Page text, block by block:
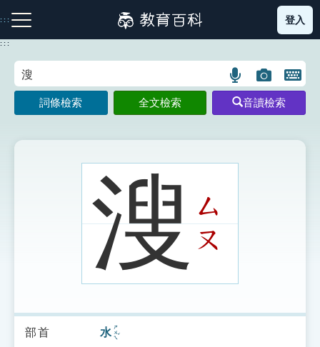
到
主
:::
注音索引圖示 筆畫索引圖示 部首索引表圖示
索引選單
登入
:::
語
言
搜
示
圖
片
搜
開
鍵
圖
詞條檢索 全文檢索 音讀檢索
溲ㄙ
ㄡ
部首 水 ㄕㄨㄟˇ